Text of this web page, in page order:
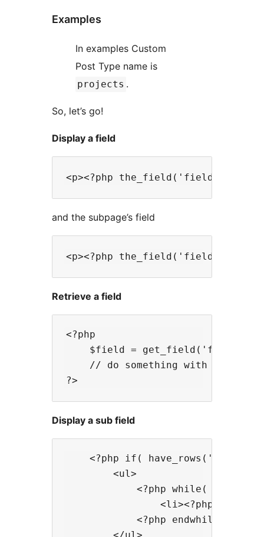
Examples
In examples Custom
Post Type name is
projects .
So, let’s go!
Display a field
and the subpage’s field
Retrieve a field
<?php
$field =
    // do something with $field
Display a sub field
<?php if(
        <ul>
<?php while(
<li><?php
            <?php endwhile; ?>
        </ul>